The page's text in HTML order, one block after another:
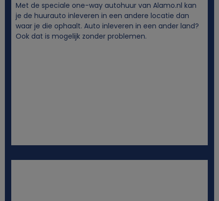
Met de speciale one-way autohuur van Alamo.nl kan
je de huurauto inleveren in een andere locatie dan
waar je die ophaalt. Auto inleveren in een ander land?
Ook dat is mogelijk zonder problemen.